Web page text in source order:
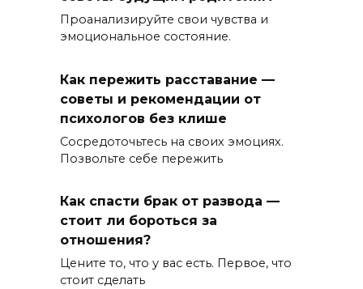
Проанализируйте свои чувства и
эмоциональное состояние.
Как пережить расставание —
советы и рекомендации от
психологов без клише
Сосредоточьтесь на своих эмоциях.
Позвольте себе пережить
Как спасти брак от развода —
стоит ли бороться за
отношения?
Цените то, что у вас есть. Первое, что
стоит сделать